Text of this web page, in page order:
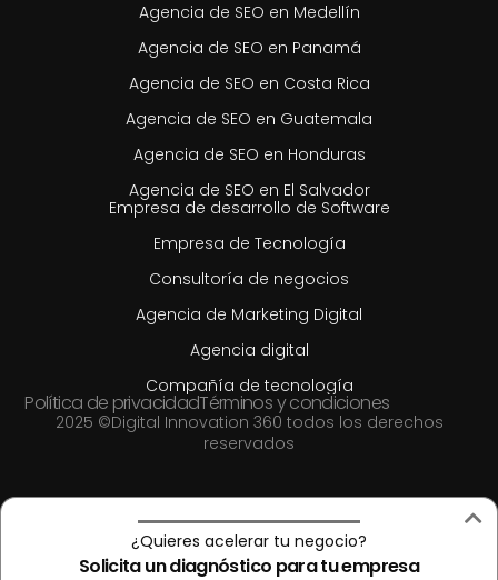
¿Quieres acelerar tu negocio?
Solicita un diagnóstico para tu empresa
Agencia de SEO en Medellín
Agencia de SEO en Panamá
Agencia de SEO en Costa Rica
Agencia de SEO en Guatemala
Agencia de SEO en Honduras
Agencia de SEO en El Salvador
Empresa de desarrollo de Software
Empresa de Tecnología
Consultoría de negocios
Agencia de Marketing Digital
Agencia digital
Compañía de tecnología
2025 ©Digital Innovation 360 todos los derechos
reservados
Política de privacidadTérminos y condiciones